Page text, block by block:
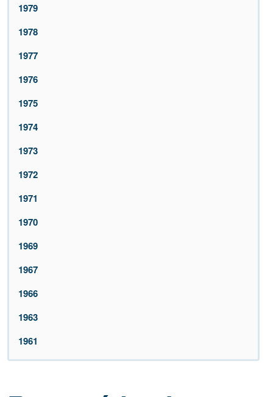
1979
1978
1977
1976
1975
1974
1973
1972
1971
1970
1969
1967
1966
1963
1961